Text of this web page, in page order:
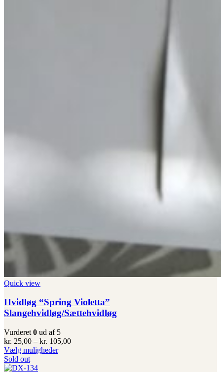
Quick view
Hvidløg “Spring Violetta”
Slangehvidløg/Sættehvidløg
Vurderet 0 ud af 5
kr. 25,00 – kr. 105,00Prisinterval:
Vælg mulighederDette
Sold out